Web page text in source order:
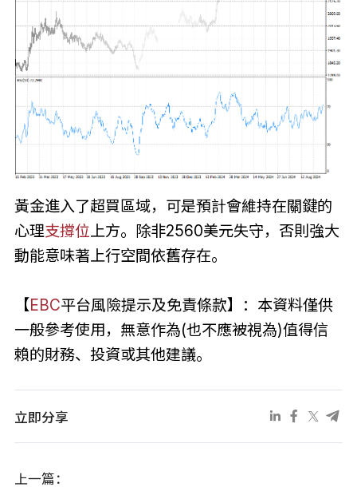
黃金進入了超買區域，可是預計會維持在關鍵的
心理支撐位 上方。除非2560美元失守，否則強大
動能意味著上行空間依舊存在。
【EBC平台風險提示及免責條款】：本資料僅供
一般參考使用，無意作為(也不應被視為)值得信
賴的財務、投資或其他建議。
立即分享
上一篇：